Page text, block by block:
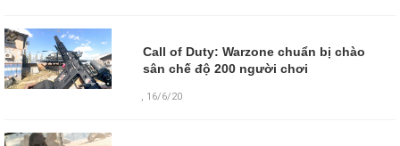
Call of Duty: Warzone chuẩn bị chào
sân chế độ 200 người chơi
, 16/6/20